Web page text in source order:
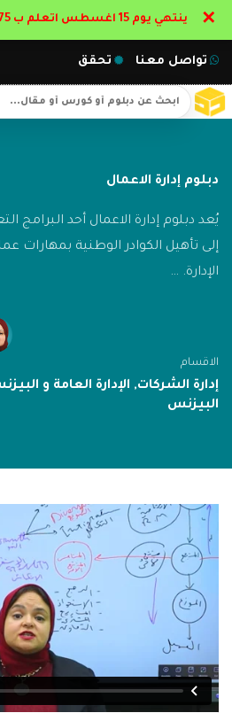
تواصل معنا تحقق
دبلوم إدارة الاعمال
يُعد دبلوم إدارة الاعمال أحد البرامج
إلى تأهيل الكوادر الوطنية بمهارات
الإدارة. …
الاقسام
إدارة الشركات, الإدارة العامة و
البيزنس
ينتهي يوم 15 اغسطس اتعلم ب 75% خصم : احجز مقعدك الان ✕